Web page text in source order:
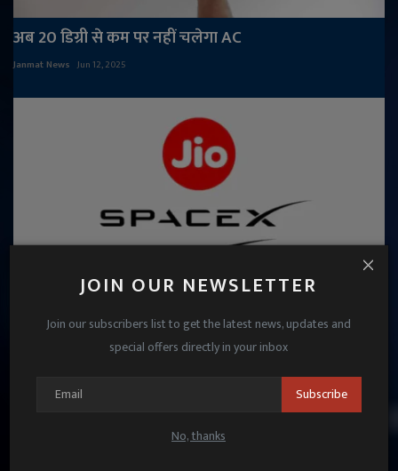
JOIN OUR NEWSLETTER
Join our subscribers list to get the latest news, updates and
special offers directly in your inbox
Subscribe
No, thanks
अब 20 डिग्री से कम पर नहीं चलेगा AC
Janmat News Jun 12, 2025
Jio स्टोर्स पर जल्द बिकेगा Starlink का हार्डवेयर, SpaceX से
Janmat News Apr 26, 2025